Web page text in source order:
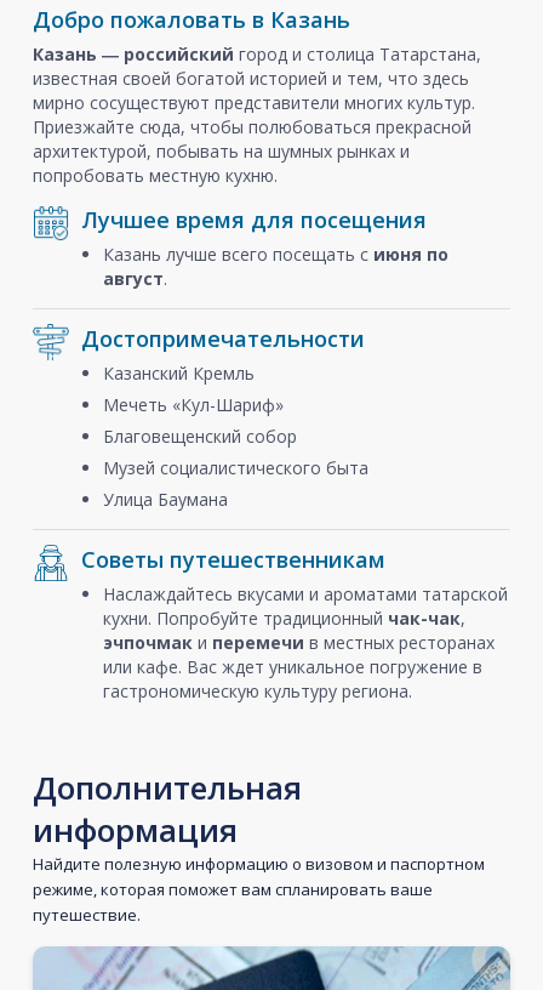
Добро пожаловать в Казань
Казань ― российский город и столица Татарстана,
известная своей богатой историей и тем, что здесь
мирно сосуществуют представители многих культур.
Приезжайте сюда, чтобы полюбоваться прекрасной
архитектурой, побывать на шумных рынках и
попробовать местную кухню.
Лучшее время для посещения
Казань лучше всего посещать с июня по
август.
Достопримечательности
Казанский Кремль
Мечеть «Кул-Шариф»
Благовещенский собор
Музей социалистического быта
Улица Баумана
Советы путешественникам
Наслаждайтесь вкусами и ароматами татарской
кухни. Попробуйте традиционный чак-чак,
эчпочмаки перемечи в местных ресторанах
или кафе. Вас ждет уникальное погружение в
гастрономическую культуру региона.
Дополнительная
информация
Найдите полезную информацию о визовом и паспортном
режиме, которая поможет вам спланировать ваше
путешествие.